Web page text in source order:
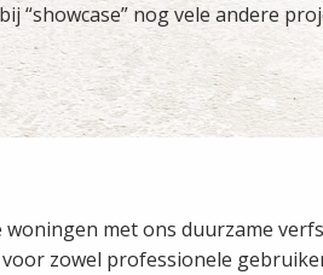
“showcase” nog vele andere
met ons duurzame
zowel professionele